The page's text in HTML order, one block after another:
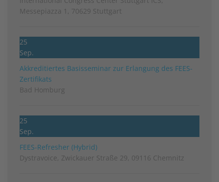
Messepiazza 1, 70629 Stuttgart
25
Sep.
Akkreditiertes Basisseminar zur Erlangung des FEES-
Zertifikats
Bad Homburg
25
Sep.
FEES-Refresher (Hybrid)
Dystravoice, Zwickauer Straße 29, 09116 Chemnitz